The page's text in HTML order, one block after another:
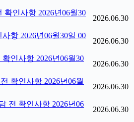
인사항 2026년06월30
2026.06.30
항 2026년06월30일 00
2026.06.30
인사항 2026년06월30
2026.06.30
확인사항 2026년06월
2026.06.30
전 확인사항 2026년06
2026.06.30